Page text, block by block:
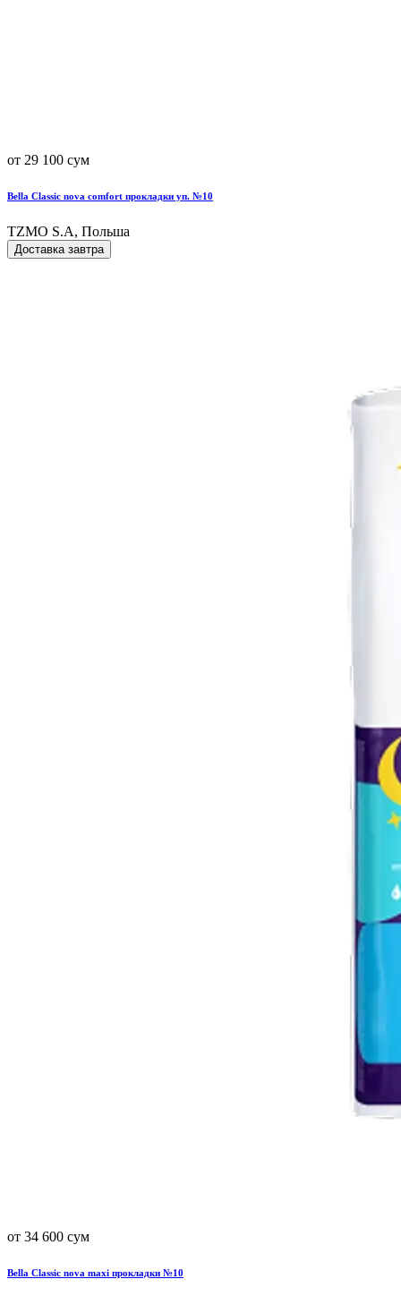
от 29 100 сум
Bella Classic nova comfort прокладки уп. №10
TZMO S.A, Польша
Доставка завтра
от 34 600 сум
Bella Classic nova maxi прокладки №10